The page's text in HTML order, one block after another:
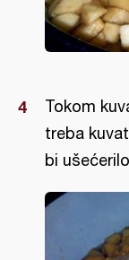
Tokom
treba
bi